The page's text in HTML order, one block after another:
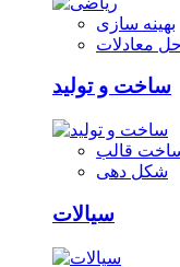
بهینه سازی
حل معادلات
ساخت و تولید
قالب
شکل دهی
سیالات